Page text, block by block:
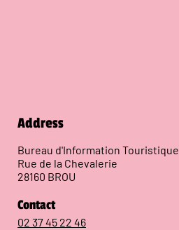
Address
Bureau d'Information Touristique
Rue de la Chevalerie
28160 BROU
Contact
02 37 45 22 46